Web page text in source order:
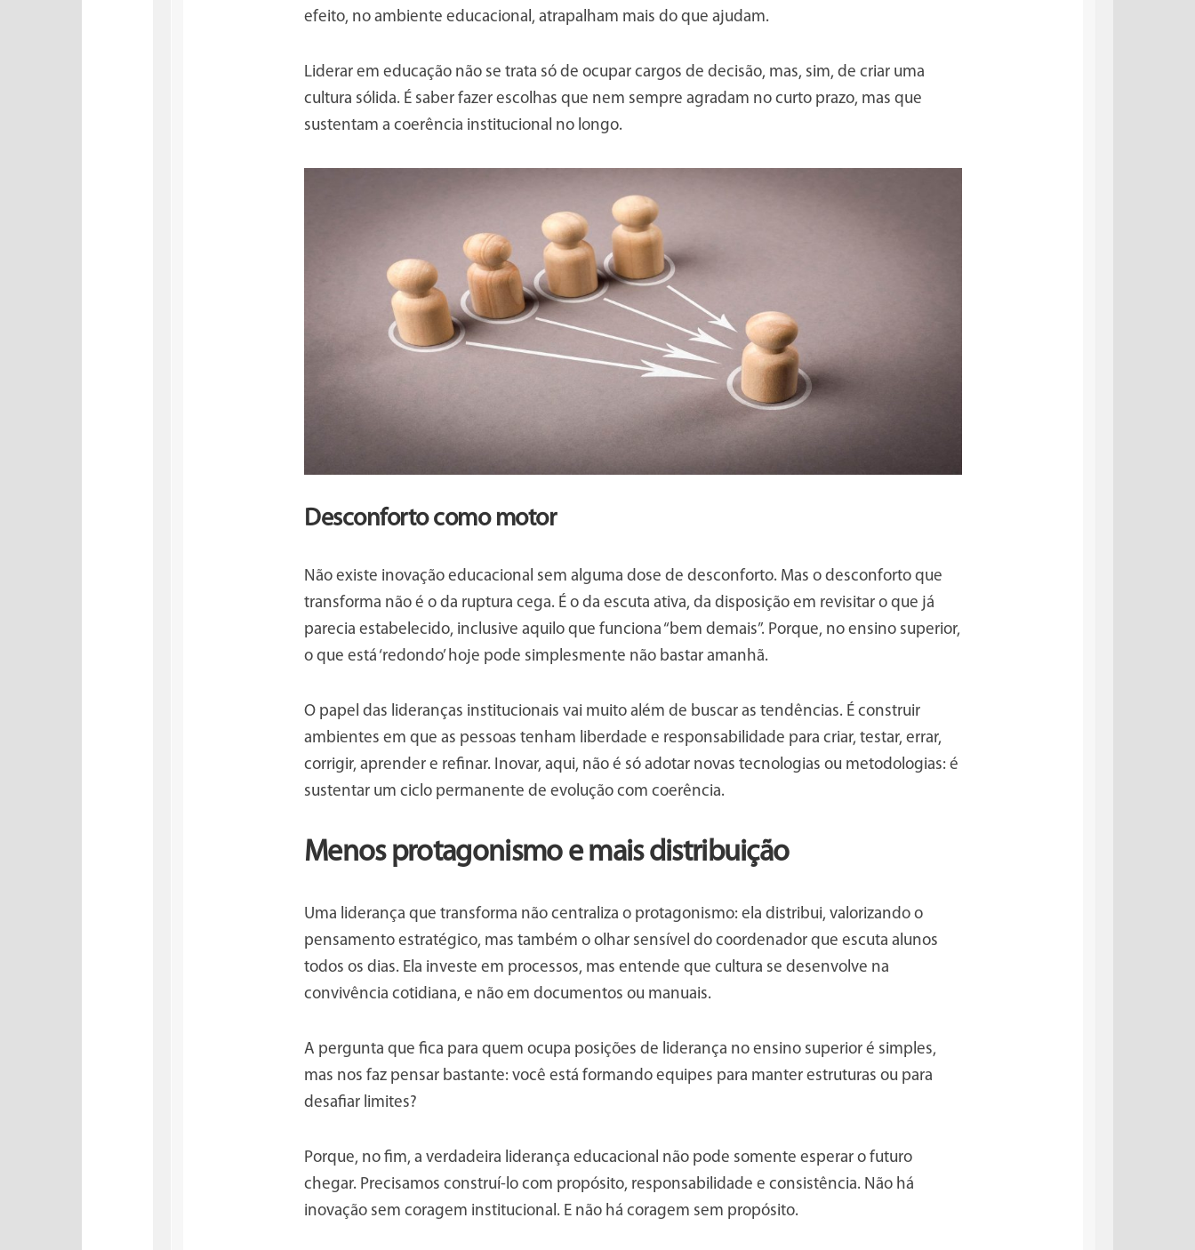
efeito, no ambiente educacional, atrapalham mais do que ajudam.
Liderar em educação não se trata só de ocupar cargos de decisão, mas, sim, de criar uma
cultura sólida. É saber fazer escolhas que nem sempre agradam no curto prazo, mas que
sustentam a coerência institucional no longo.
Desconforto como motor
Não existe inovação educacional sem alguma dose de desconforto. Mas o desconforto que
transforma não é o da ruptura cega. É o da escuta ativa, da disposição em revisitar o que já
parecia estabelecido, inclusive aquilo que funciona “bem demais”. Porque, no ensino superior,
o que está ‘redondo’ hoje pode simplesmente não bastar amanhã.
O papel das lideranças institucionais vai muito além de buscar as tendências. É construir
ambientes em que as pessoas tenham liberdade e responsabilidade para criar, testar, errar,
corrigir, aprender e refinar. Inovar, aqui, não é só adotar novas tecnologias ou metodologias: é
sustentar um ciclo permanente de evolução com coerência.
Menos protagonismo e mais distribuição
Uma liderança que transforma não centraliza o protagonismo: ela distribui, valorizando o
pensamento estratégico, mas também o olhar sensível do coordenador que escuta alunos
todos os dias. Ela investe em processos, mas entende que cultura se desenvolve na
convivência cotidiana, e não em documentos ou manuais.
A pergunta que fica para quem ocupa posições de liderança no ensino superior é simples,
mas nos faz pensar bastante: você está formando equipes para manter estruturas ou para
desafiar limites?
Porque, no fim, a verdadeira liderança educacional não pode somente esperar o futuro
chegar. Precisamos construí-lo com propósito, responsabilidade e consistência. Não há
inovação sem coragem institucional. E não há coragem sem propósito.